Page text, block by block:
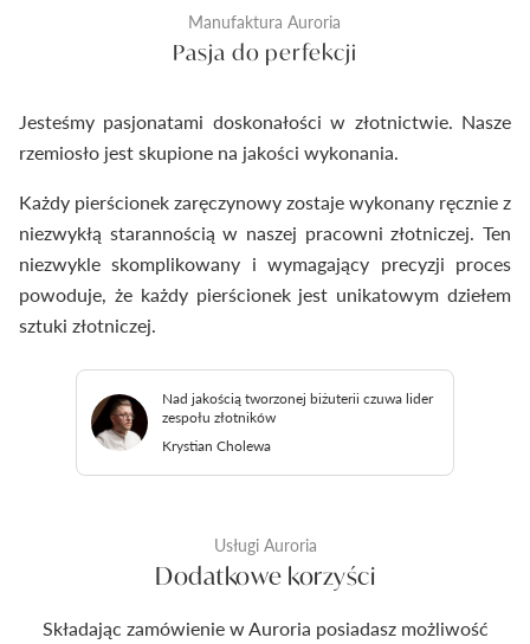
Manufaktura Auroria
Pasja do perfekcji
Jesteśmy pasjonatami doskonałości w złotnictwie. Nasze
rzemiosło jest skupione na jakości wykonania.
Każdy pierścionek zaręczynowy zostaje wykonany ręcznie z
niezwykłą starannością w naszej pracowni złotniczej. Ten
niezwykle skomplikowany i wymagający precyzji proces
powoduje, że każdy pierścionek jest unikatowym dziełem
sztuki złotniczej.
Nad jakością tworzonej biżuterii czuwa lider
zespołu złotników
Krystian Cholewa
Usługi Auroria
Dodatkowe korzyści
Składając zamówienie w Auroria posiadasz możliwość